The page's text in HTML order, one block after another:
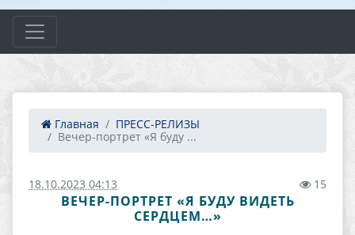
Главная
ПРЕСС-РЕЛИЗЫ
Вечер-портрет «Я буду ...
18.10.2023 04:13 15
ВЕЧЕР-ПОРТРЕТ «Я БУДУ ВИДЕТЬ
СЕРДЦЕМ…»